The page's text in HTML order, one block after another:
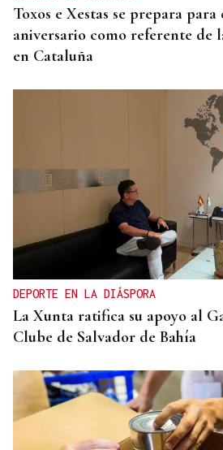
Toxos e Xestas se prepara
aniversario como referente de
en Cataluña
DEPORTE EN LA DIÁSPORA
La Xunta ratifica su apoyo al
Clube de Salvador de Bahía